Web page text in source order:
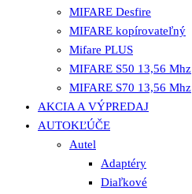
MIFARE Desfire
MIFARE kopírovateľný
Mifare PLUS
MIFARE S50 13,56 Mhz
MIFARE S70 13,56 Mhz
AKCIA A VÝPREDAJ
AUTOKĽÚČE
Autel
Adaptéry
Diaľkové